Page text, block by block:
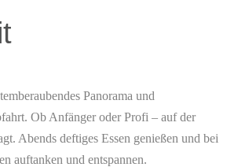
Panorama und
Ob Anfänger oder Profi – auf der
Abends deftiges Essen genießen und bei
auftanken und entspannen.